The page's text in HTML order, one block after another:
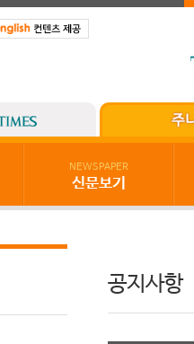
NEWSPAPER
신문보기
공지사항